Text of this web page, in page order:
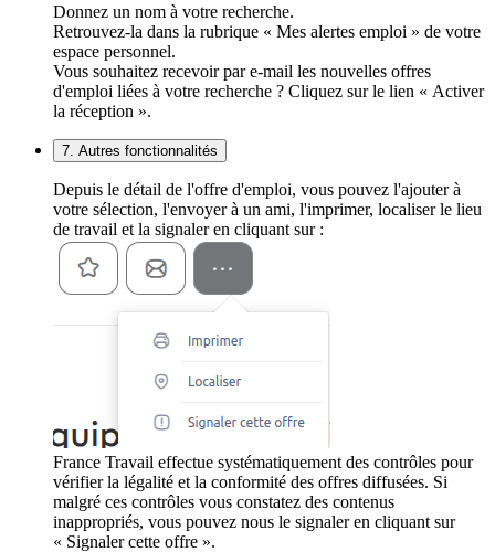
Donnez un nom à votre recherche.
Retrouvez-la dans la rubrique « Mes alertes emploi » de votre
espace personnel.
Vous souhaitez recevoir par e-mail les nouvelles offres
d'emploi liées à votre recherche ? Cliquez sur le lien « Activer
la réception ».
7. Autres fonctionnalités
Depuis le détail de l'offre d'emploi, vous pouvez l'ajouter à
votre sélection, l'envoyer à un ami, l'imprimer, localiser le lieu
de travail et la signaler en cliquant sur :
France Travail effectue systématiquement des contrôles pour
vérifier la légalité et la conformité des offres diffusées. Si
malgré ces contrôles vous constatez des contenus
inappropriés, vous pouvez nous le signaler en cliquant sur
« Signaler cette offre ».